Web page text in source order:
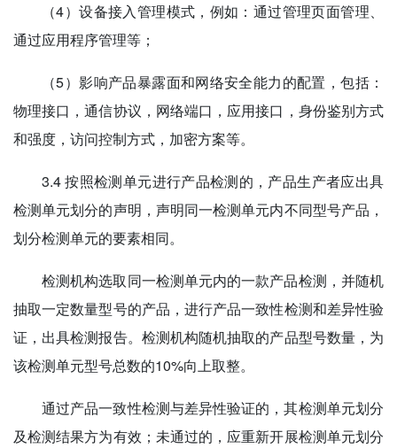
（4）设备接入管理模式，例如：通过管理页面管理、
通过应用程序管理等；
（5）影响产品暴露面和网络安全能力的配置，包括：
物理接口，通信协议，网络端口，应用接口，身份鉴别方式
和强度，访问控制方式，加密方案等。
3.4 按照检测单元进行产品检测的，产品生产者应出具
检测单元划分的声明，声明同一检测单元内不同型号产品，
划分检测单元的要素相同。
检测机构选取同一检测单元内的一款产品检测，并随机
抽取一定数量型号的产品，进行产品一致性检测和差异性验
证，出具检测报告。检测机构随机抽取的产品型号数量，为
该检测单元型号总数的10%向上取整。
通过产品一致性检测与差异性验证的，其检测单元划分
及检测结果方为有效；未通过的，应重新开展检测单元划分